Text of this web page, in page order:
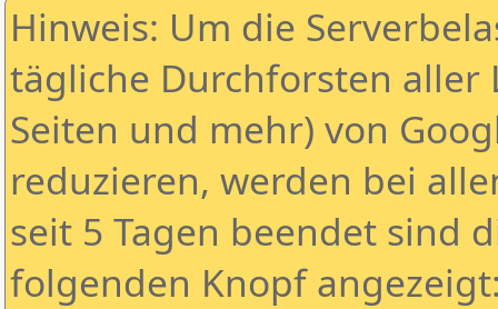
Hinweis: Um die
tägliche Durchforsten aller
Seiten und mehr) von
reduzieren, werden bei
seit 5 Tagen beendet sind
folgenden Knopf